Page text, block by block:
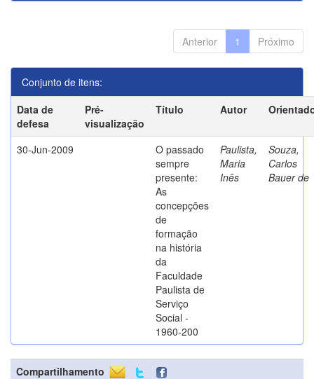
Anterior 1 Próximo
Conjunto de itens:
Data de
defesa
Pré-
visualização
Título Autor
30-Jun-2009
O passado
sempre
presente:
As
concepções
de
formação
na história
da
Faculdade
Paulista de
Serviço
Social -
1960-200
Paulista,
Maria
Inês
Souza,
Carlos
Bauer de
Compartilhamento